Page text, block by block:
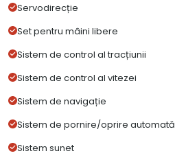
Servodirecție
Set pentru mâini libere
Sistem de control al tracțiunii
Sistem de control al vitezei
Sistem de navigație
Sistem de pornire/oprire automată
Sistem sunet